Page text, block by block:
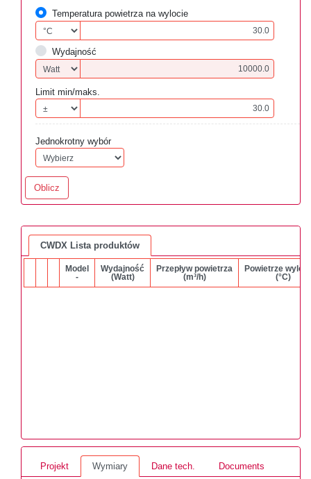
Temperatura powietrza na wylocie
Wydajność
Limit min/maks.
Jednokrotny wybór
Oblicz
CWDX Lista produktów
Model
-
Wydajność
(Watt)
Przepływ powietrza
(m³/h)
Powietrze
(°C)
Projekt Wymiary Dane tech. Documents